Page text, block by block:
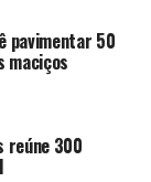
pavimentar 50
maciços
reúne 300